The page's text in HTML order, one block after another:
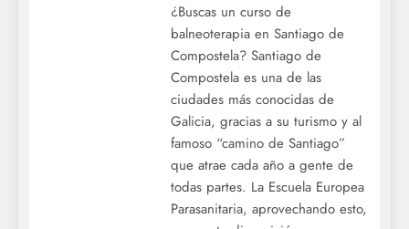
¿Buscas un curso de
balneoterapia en Santiago de
Compostela? Santiago de
Compostela es una de las
ciudades más conocidas de
Galicia, gracias a su turismo y al
famoso “camino de Santiago”
que atrae cada año a gente de
todas partes. La Escuela Europea
Parasanitaria, aprovechando esto,